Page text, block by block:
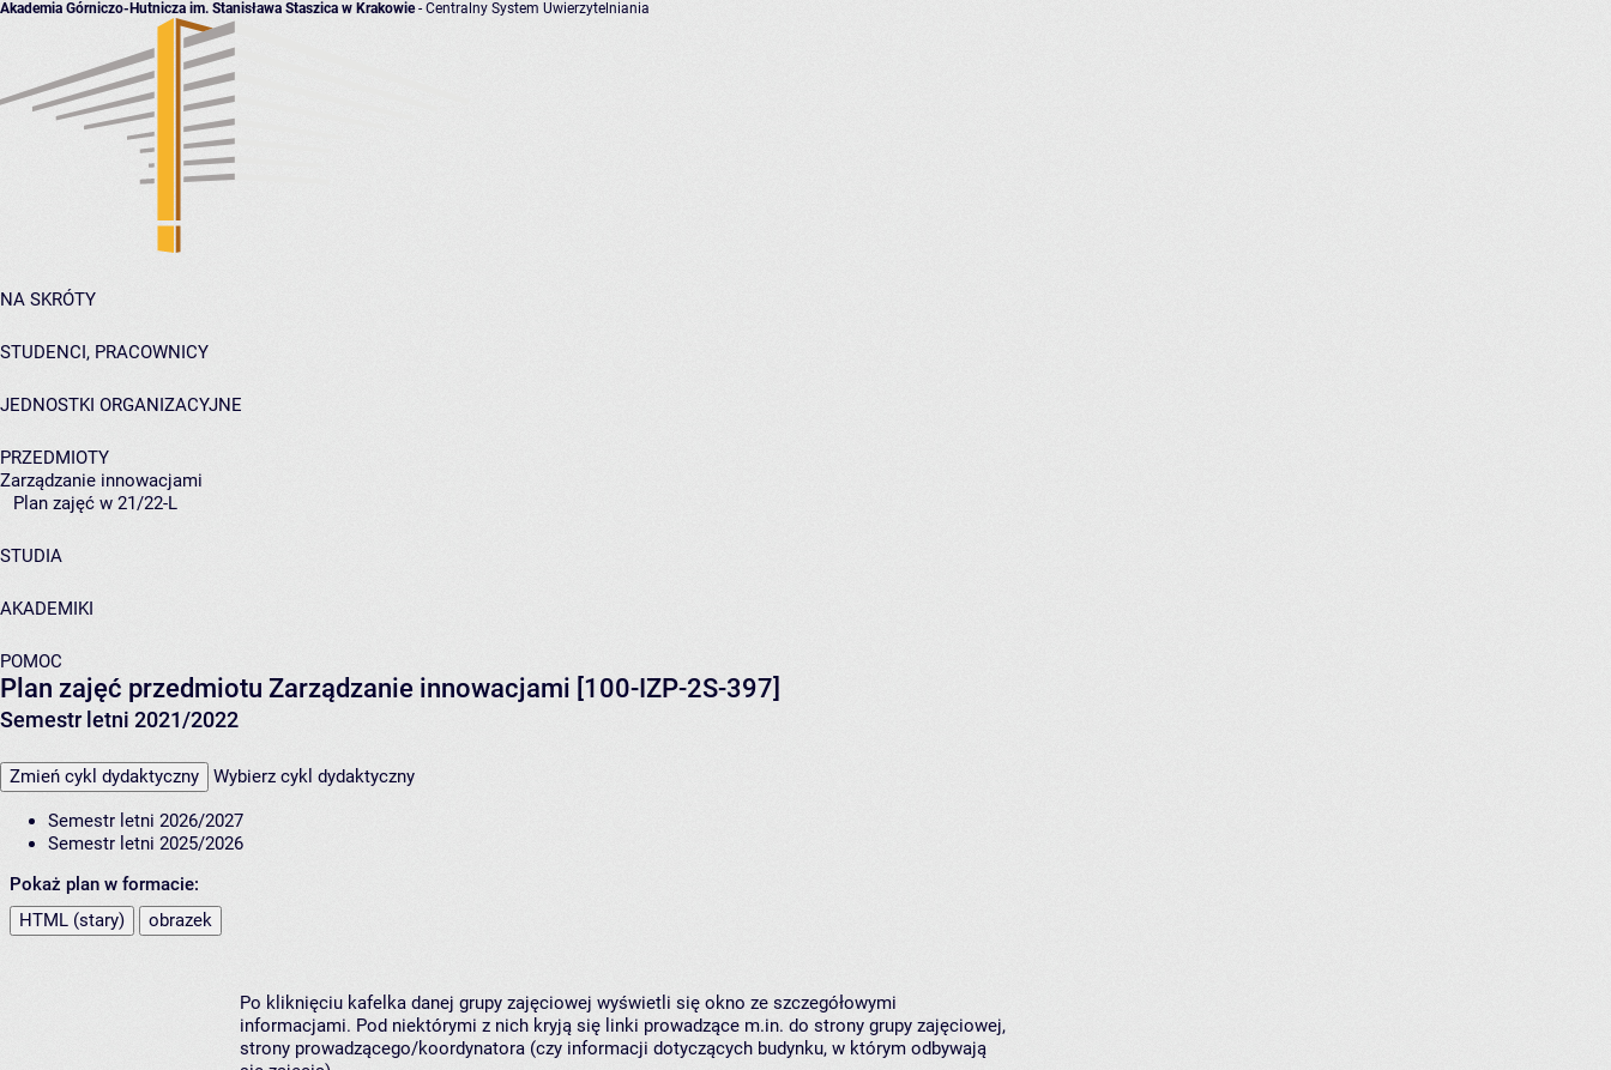
Akademia Górniczo-Hutnicza im. Stanisława Staszica w Krakowie- Centralny System Uwierzytelniania
NA SKRÓTY
STUDENCI, PRACOWNICY
JEDNOSTKI ORGANIZACYJNE
PRZEDMIOTY
Zarządzanie innowacjami
Plan zajęć w 21/22-L
STUDIA
AKADEMIKI
POMOC
Plan zajęć przedmiotu Zarządzanie innowacjami [100-IZP-2S-397]
Semestr letni 2021/2022
Zmień cykl dydaktyczny Wybierz cykl dydaktyczny
Semestr letni 2026/2027
Semestr letni 2025/2026
Pokaż plan w formacie:
HTML (stary)
obrazek
Po kliknięciu kafelka danej grupy zajęciowej wyświetli się okno ze szczegółowymi
informacjami. Pod niektórymi z nich kryją się linki prowadzące m.in. do strony grupy zajęciowej,
strony prowadzącego/koordynatora (czy informacji dotyczących budynku, w którym odbywają